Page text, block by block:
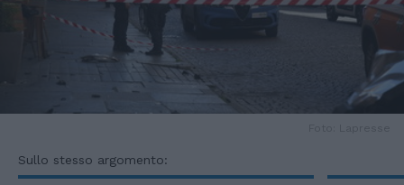
Sullo stesso argomento: